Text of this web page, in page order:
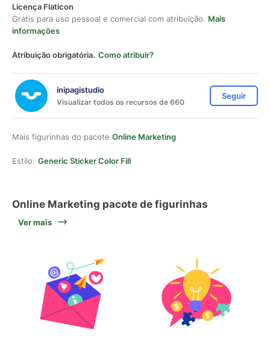
Licença Flaticon
Grátis para uso pessoal e comercial com atribuição. Mais
informações
Atribuição obrigatória. Como atribuir?
inipagistudio
Visualizar todos os recursos de 660
Seguir
Mais figurinhas do pacote Online Marketing
Estilo: Generic Sticker Color Fill
Online Marketing pacote de figurinhas
Ver mais